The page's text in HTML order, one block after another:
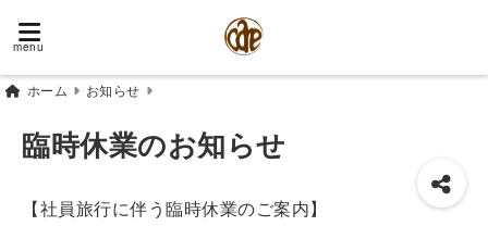
menu
ホーム お知らせ
臨時休業のお知らせ
【社員旅行に伴う臨時休業のご案内】